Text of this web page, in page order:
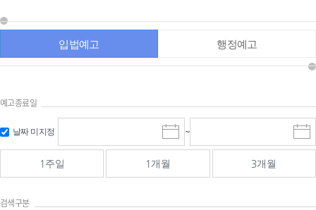
입법예고 행정예고
예고종료일
날짜 미지정
시
작
일
선
~
종
료
선
1주일 1개월 3개월
검색구분